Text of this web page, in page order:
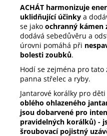
ACHÁT harmonizuje
uklidňující účinky a
se jako ochranný kámen
dodává sebedůvěru a
úrovni pomáhá při
bolesti zoubků.
Hodí se zejména pro
panna střelec a ryby.
Jantarové korálky pro děti
oblého ohlazeného
jsou dobarvené pro
pravidelných korálků) -
šroubovací pojistný